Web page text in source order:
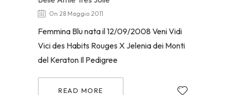
On 28 Maggio 2011
Femmina Blu nata il 12/09/2008 Veni Vidi
Vici des Habits Rouges X Jelenia dei Monti
del Keraton Il Pedigree
READ MORE